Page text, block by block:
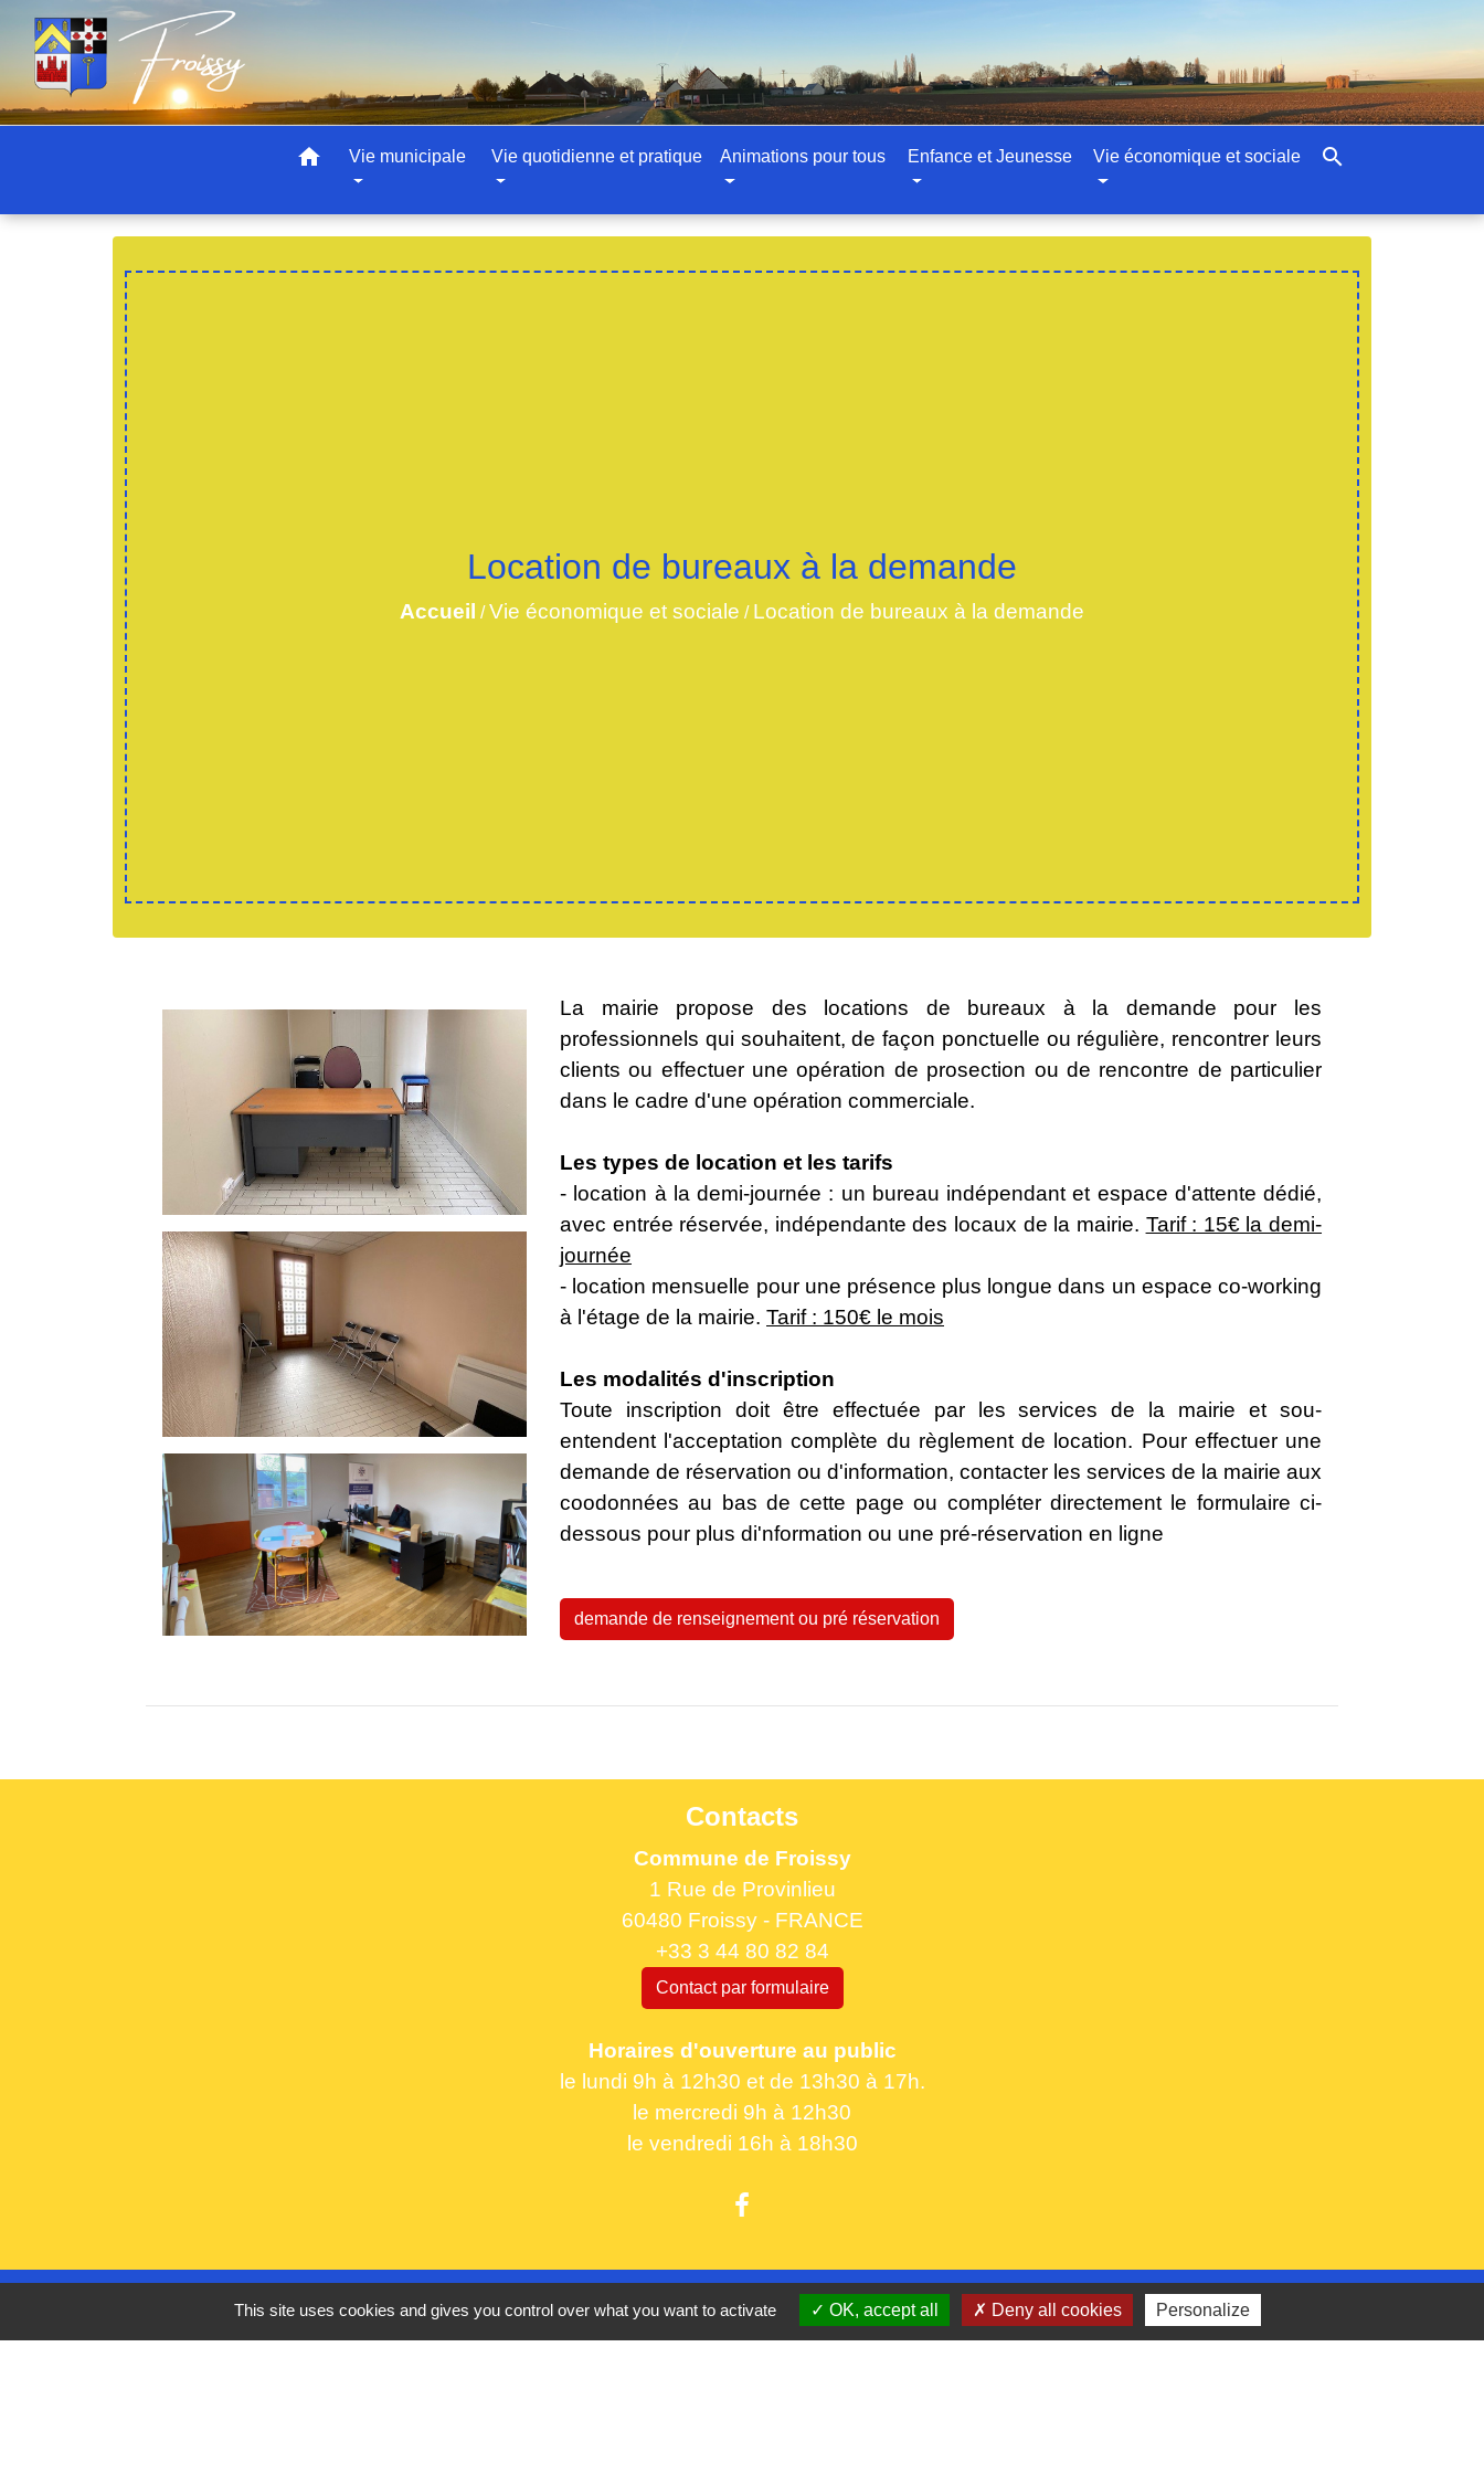
home Vie municipale Vie quotidienne et pratique Animations pour tous Enfance et Jeunesse Vie économique et sociale search
Location de bureaux à la demande
Accueil /Vie économique et sociale / Location de bureaux à la demande
La mairie propose des locations de bureaux à la demande pour les
professionnels qui souhaitent, de façon ponctuelle ou régulière, rencontrer leurs
clients ou effectuer une opération de prosection ou de rencontre de particulier
dans le cadre d'une opération commerciale.
Les types de location et les tarifs
- location à la demi-journée : un bureau indépendant et espace d'attente dédié,
avec entrée réservée, indépendante des locaux de la mairie. Tarif : 15€ la demi-
journée
- location mensuelle pour une présence plus longue dans un espace co-working
à l'étage de la mairie. Tarif : 150€ le mois
Les modalités d'inscription
Toute inscription doit être effectuée par les services de la mairie et sou-
entendent l'acceptation complète du règlement de location. Pour effectuer une
demande de réservation ou d'information, contacter les services de la mairie aux
coodonnées au bas de cette page ou compléter directement le formulaire ci-
dessous pour plus di'nformation ou une pré-réservation en ligne
demande de renseignement ou pré réservation
Contacts
Commune de Froissy
1 Rue de Provinlieu
60480 Froissy - FRANCE
+33 3 44 80 82 84
Contact par formulaire
Horaires d'ouverture au public
le lundi 9h à 12h30 et de 13h30 à 17h.
le mercredi 9h à 12h30
le vendredi 16h à 18h30
France Titres - ANTS
Partenaires institutionnels
CC Oise Picarde
This site uses cookies and gives you control over what you want to activate OK, accept all Deny all cookies Personalize